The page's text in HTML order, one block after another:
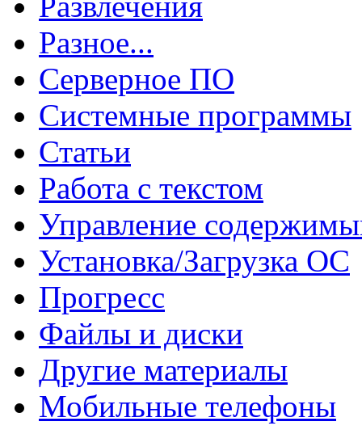
Разное...
Серверное ПО
Системные программы
Статьи
Работа с текстом
Управление
Установка/Загрузка ОС
Прогресс
Файлы и диски
Другие материалы
Мобильные телефоны